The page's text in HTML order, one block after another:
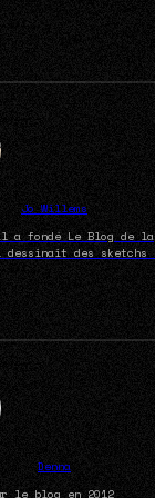
Jo Willems
fondé Le Blog de la
des sketchs
Denna
le blog en 2012